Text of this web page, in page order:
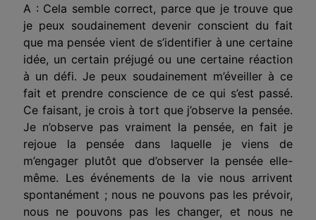
A : Cela semble correct, parce que je trouve que
je peux soudainement devenir conscient du fait
que ma pensée vient de s’identifier à une certaine
idée, un certain préjugé ou une certaine réaction
à un défi. Je peux soudainement m’éveiller à ce
fait et prendre conscience de ce qui s’est passé.
Ce faisant, je crois à tort que j’observe la pensée.
Je n’observe pas vraiment la pensée, en fait je
rejoue la pensée dans laquelle je viens de
m’engager plutôt que d’observer la pensée elle-
même. Les événements de la vie nous arrivent
spontanément ; nous ne pouvons pas les prévoir,
nous ne pouvons pas les changer, et nous ne